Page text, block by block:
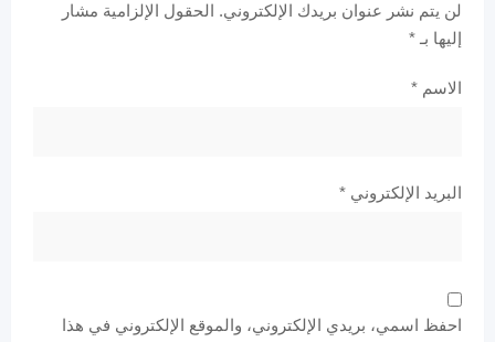
لن يتم نشر عنوان بريدك الإلكتروني. الحقول الإلزامية مشار
إليها بـ *
الاسم *
البريد الإلكتروني *
احفظ اسمي، بريدي الإلكتروني، والموقع الإلكتروني في هذا